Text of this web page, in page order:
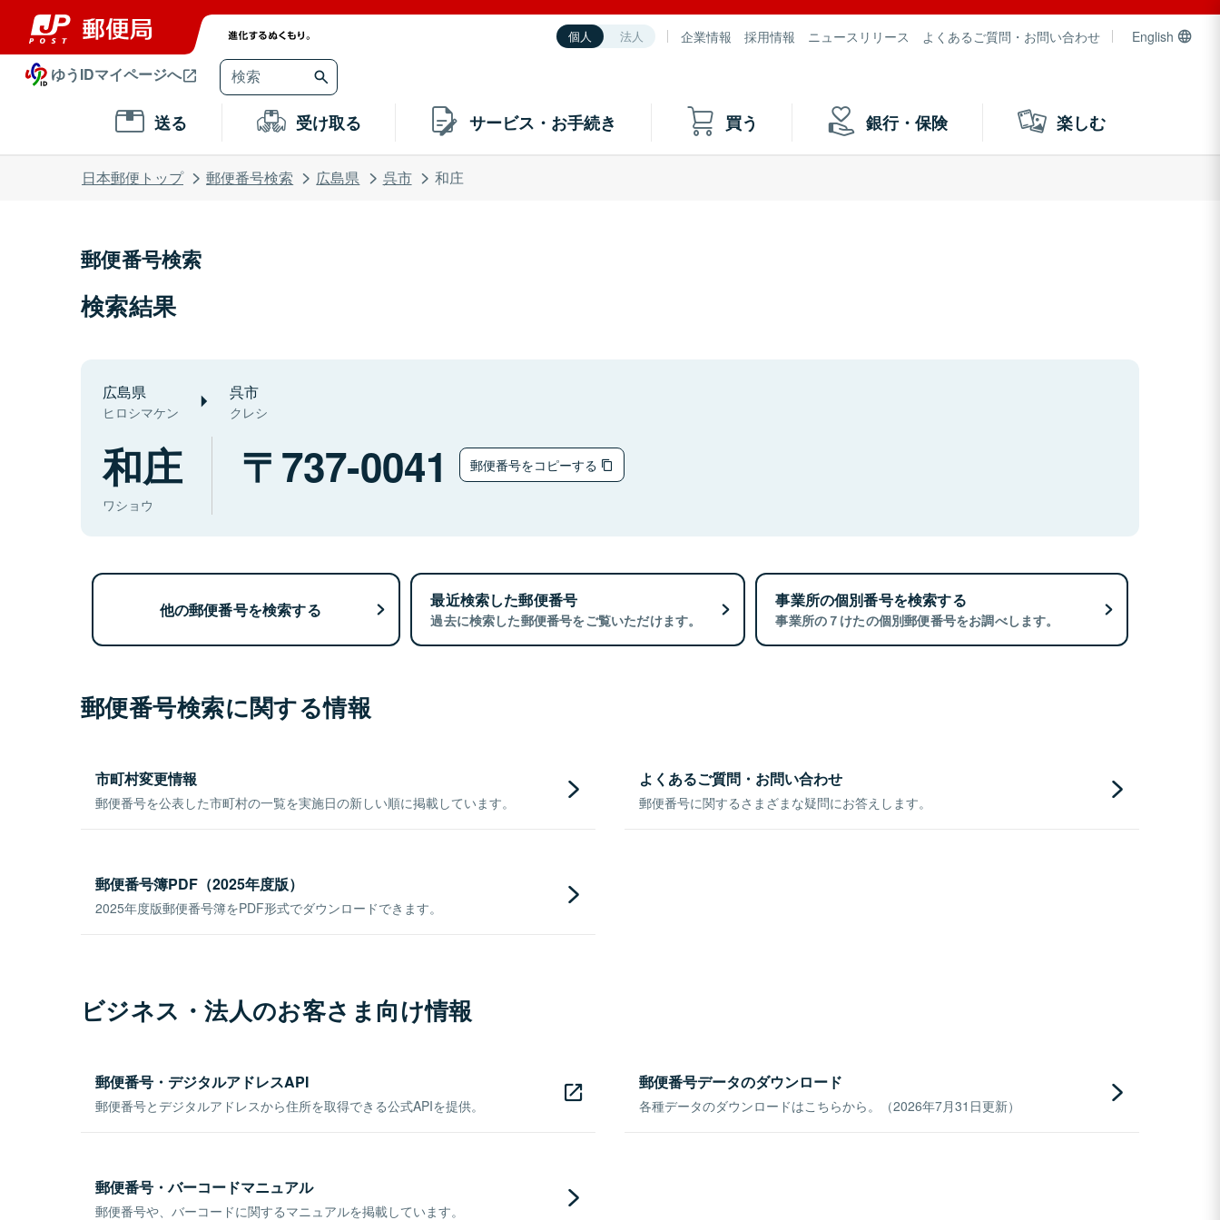
個人 法人 企業情報 採用情報 ニュースリリース よくあるご質問・お問い合わせ English
ゆうIDマイページへ
送る 受け取る サービス・お手続き 買う 銀行・保険 楽しむ
日本郵便トップ 郵便番号検索 広島県 呉市 和庄
郵便番号検索
検索結果
広島県
ヒロシマケン
呉市
クレシ
和庄
ワショウ
737-0041 郵便番号をコピーする
他の郵便番号を検索する 最近検索した郵便番号
過去に検索した郵便番号をご覧いただけます。
事業所の個別番号を検索する
事業所の７けたの個別郵便番号をお調べします。
郵便番号検索に関する情報
市町村変更情報
郵便番号を公表した市町村の一覧を実施日の新しい順に掲載しています。
よくあるご質問・お問い合わせ
郵便番号に関するさまざまな疑問にお答えします。
郵便番号簿PDF（2025年度版）
2025年度版郵便番号簿をPDF形式でダウンロードできます。
ビジネス・法人のお客さま向け情報
郵便番号・デジタルアドレスAPI
郵便番号とデジタルアドレスから住所を取得できる公式APIを提供。
郵便番号データのダウンロード
各種データのダウンロードはこちらから。（2026年7月31日更新）
郵便番号・バーコードマニュアル
郵便番号や、バーコードに関するマニュアルを掲載しています。